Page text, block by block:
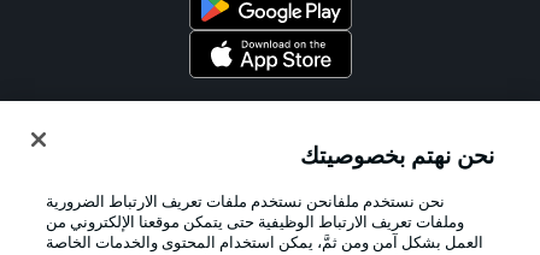
نحن نهتم بخصوصيتك
نحن نستخدم ملفانحن نستخدم ملفات تعريف الارتباط الضرورية
وملفات تعريف الارتباط الوظيفية حتى يتمكن موقعنا الإلكتروني من
العمل بشكل آمن ومن ثمَّ، يمكن استخدام المحتوى والخدمات الخاصة